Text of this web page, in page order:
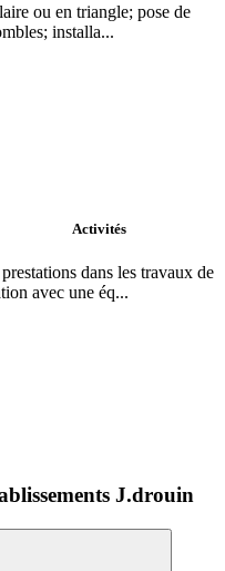
ou en triangle; pose de
installa...
Activités
dans les travaux de
avec une éq...
J.drouin